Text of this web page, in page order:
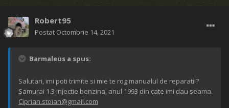
Robert95
Postat Octombrie 14, 2021
Barmaleus a spus:
Salutari, imi poti trimite si mie te rog manualul de reparatii?
Samurai 1.3 injectie benzina, anul 1993 din cate imi dau seama.
Ciprian.stoian@gmail.com